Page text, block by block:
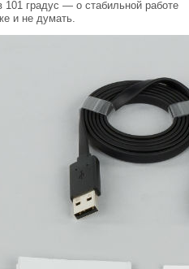
101 градус — о стабильной работе
и не думать.